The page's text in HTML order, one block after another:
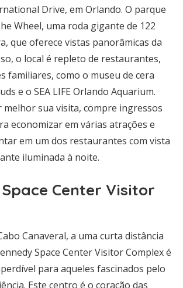
Drive, em Orlando. O parque
Wheel, uma roda gigante de 122
que oferece vistas panorâmicas da
o local é repleto de restaurantes,
familiares, como o museu de cera
e o SEA LIFE Orlando Aquarium.
melhor sua visita, compre ingressos
economizar em várias atrações e
em um dos restaurantes com vista
iluminada à noite.
Center Visitor
Canaveral, a uma curta distância
Space Center Visitor Complex é
para aqueles fascinados pelo
Este centro é o coração das